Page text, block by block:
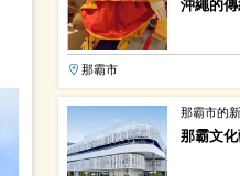
沖繩的傳
那霸市
那霸市的
那霸文